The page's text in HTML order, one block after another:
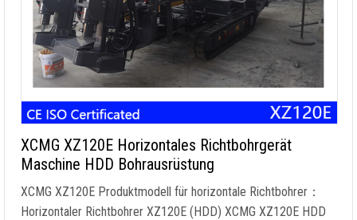
XCMG XZ120E Horizontales Richtbohrgerät
Maschine HDD Bohrausrüstung
XCMG XZ120E Produktmodell für horizontale Richtbohrer：
Horizontaler Richtbohrer XZ120E (HDD) XCMG XZ120E HDD